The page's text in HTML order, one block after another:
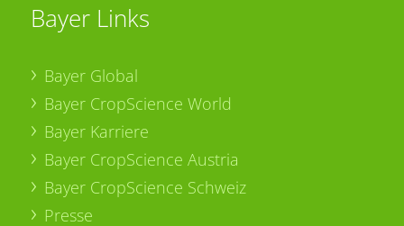
Bayer Links
Bayer Global
Bayer CropScience World
Bayer Karriere
Bayer CropScience Austria
Bayer CropScience Schweiz
Presse